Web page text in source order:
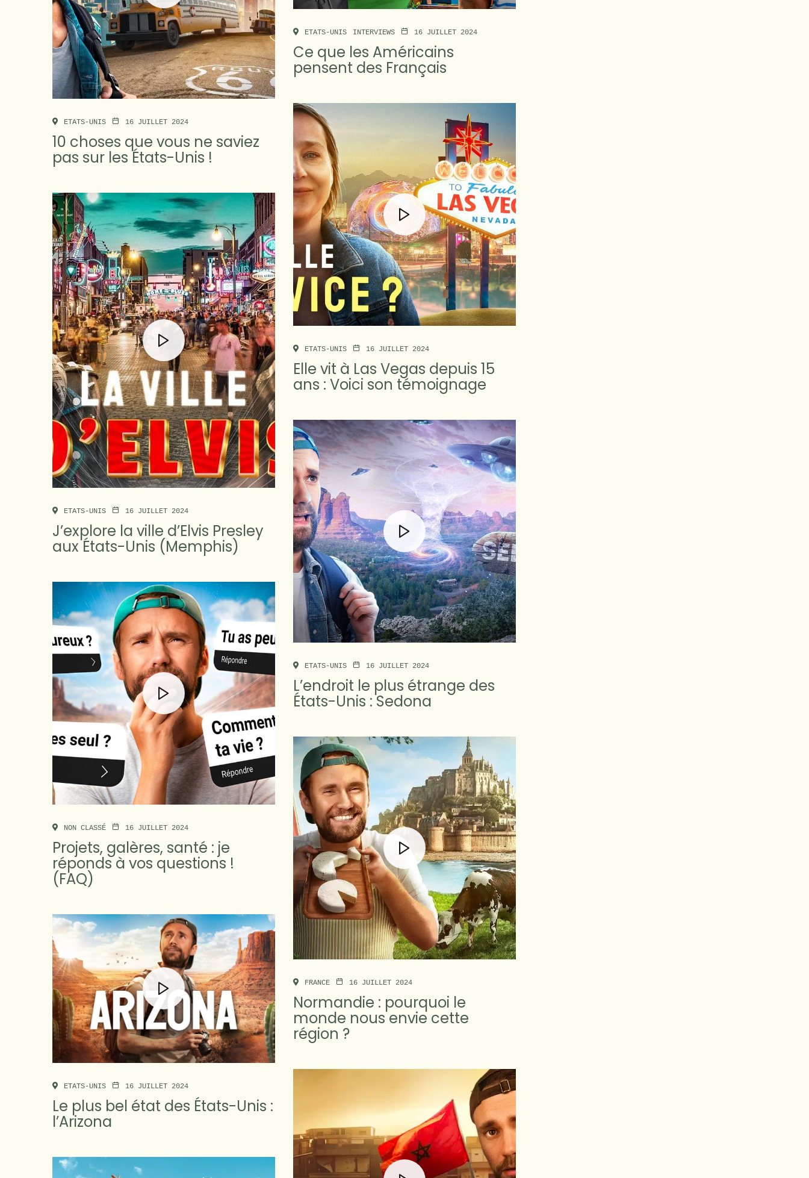
ETATS-UNIS 16 JUILLET 2024
10 choses que vous ne saviez
pas sur les États-Unis !
ETATS-UNIS 16 JUILLET 2024
J’explore la ville d’Elvis Presley
aux États-Unis (Memphis)
NON CLASSÉ 16 JUILLET 2024
Projets, galères, santé : je
réponds à vos questions !
(FAQ)
ETATS-UNIS 16 JUILLET 2024
Le plus bel état des États-Unis :
l’Arizona
ETATS-UNIS INTERVIEWS 16 JUILLET 2024
Ce que les Américains
pensent des Français
ETATS-UNIS 16 JUILLET 2024
Elle vit à Las Vegas depuis 15
ans : Voici son témoignage
ETATS-UNIS 16 JUILLET 2024
L’endroit le plus étrange des
États-Unis : Sedona
FRANCE 16 JUILLET 2024
Normandie : pourquoi le
monde nous envie cette
région ?